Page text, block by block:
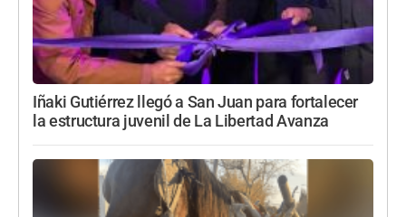
Iñaki Gutiérrez llegó a San Juan para fortalecer
la estructura juvenil de La Libertad Avanza